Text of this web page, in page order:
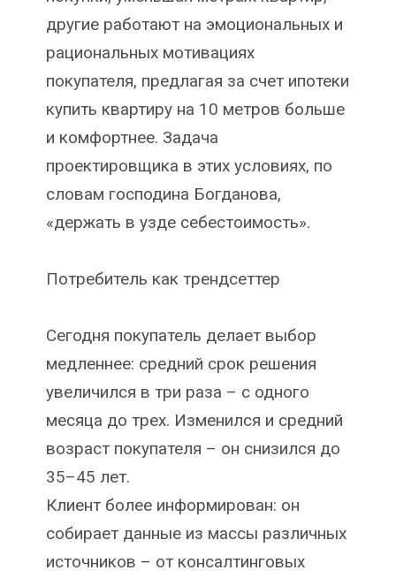
другие работают на эмоциональных и
рациональных мотивациях
покупателя, предлагая за счет ипотеки
купить квартиру на 10 метров больше
и комфортнее. Задача
проектировщика в этих условиях, по
словам господина Богданова,
«держать в узде себе­стоимость».
Потребитель как трендсеттер
Сегодня покупатель делает выбор
медленнее: средний срок решения
увеличился в три раза – с одного
месяца до трех. Изменился и средний
возраст покупателя – он снизился до
35–45 лет.
Клиент более информирован: он
собирает данные из массы различных
источников – от консалтинговых